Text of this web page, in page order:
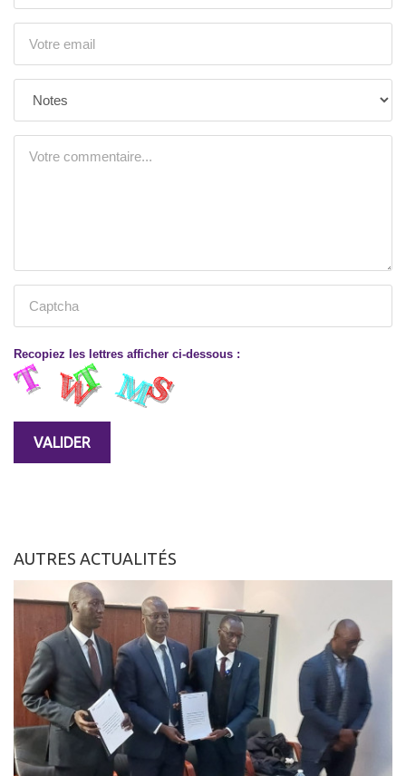
Recopiez les lettres afficher ci-dessous :
AUTRES ACTUALITÉS